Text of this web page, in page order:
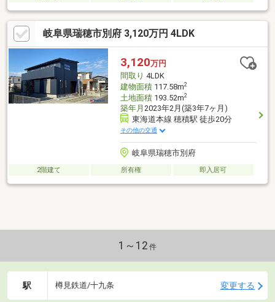
岐阜県瑞穂市別府 3,120万円 4LDK
3,120万円
間取り 4LDK
建物面積117.58m2
土地面積193.52m2
築年月 2023年2月(築3年7ヶ月)
東海道本線 穂積駅 徒歩20分
その他の交通
岐阜県瑞穂市別府
2階建て 所有権 即入居可
1～12 件
駅 樽見鉄道/十九条 変更する